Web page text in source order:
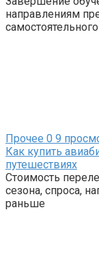
направлениям
Прочее 0 9
Как купить
путешествиях
Стоимость
сезона, спроса,
раньше